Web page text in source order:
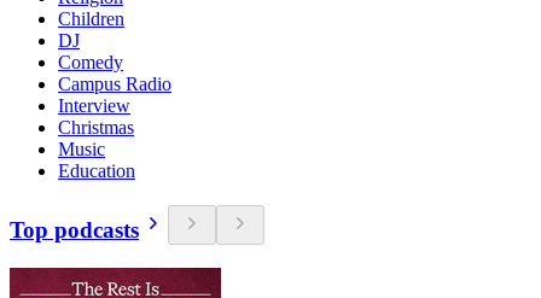
Children
DJ
Comedy
Campus Radio
Interview
Christmas
Music
Education
Top podcasts